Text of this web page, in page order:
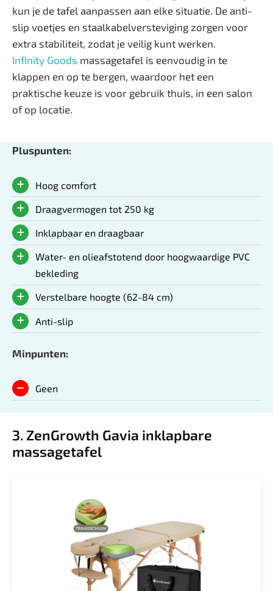
kun je de tafel aanpassen aan elke situatie. De anti-
slip voetjes en staalkabelversteviging zorgen voor
extra stabiliteit, zodat je veilig kunt werken.
Infinity Goods massagetafel is eenvoudig in te
klappen en op te bergen, waardoor het een
praktische keuze is voor gebruik thuis, in een salon
of op locatie.
Pluspunten:
Hoog comfort
Draagvermogen tot 250 kg
Inklapbaar en draagbaar
Water- en olieafstotend door hoogwaardige PVC
bekleding
Verstelbare hoogte (62-84 cm)
Anti-slip
Minpunten:
Geen
3. ZenGrowth Gavia inklapbare
massagetafel